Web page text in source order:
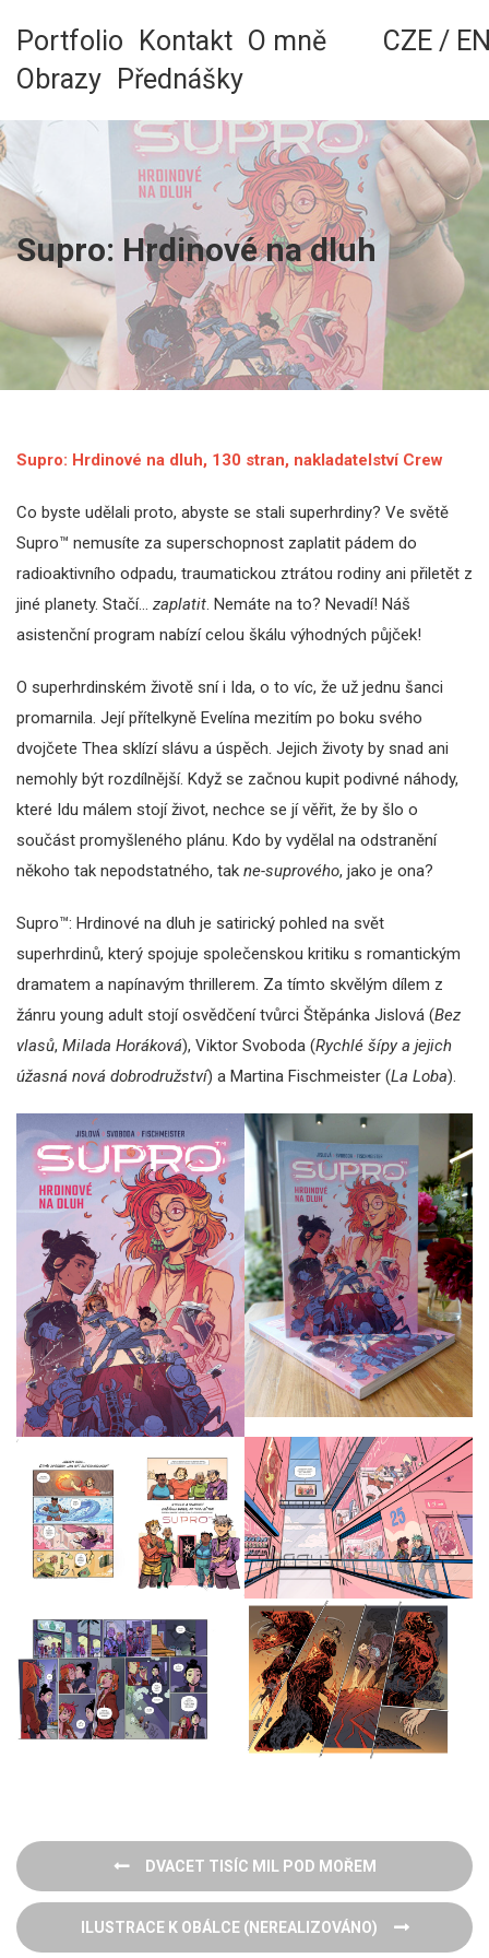
content
Portfolio Kontakt O mně
Obrazy
Přednášky
CZE /
Supro: Hrdinové na dluh
Supro: Hrdinové na dluh, 130 stran, nakladatelství Crew
Co byste udělali proto, abyste se stali superhrdiny? Ve světě
Supro™ nemusíte za superschopnost zaplatit pádem do
radioaktivního odpadu, traumatickou ztrátou rodiny ani přiletět z
jiné planety. Stačí… zaplatit. Nemáte na to? Nevadí! Náš
asistenční program nabízí celou škálu výhodných půjček!
O superhrdinském životě sní i Ida, o to víc, že už jednu šanci
promarnila. Její přítelkyně Evelína mezitím po boku svého
dvojčete Thea sklízí slávu a úspěch. Jejich životy by snad ani
nemohly být rozdílnější. Když se začnou kupit podivné náhody,
které Idu málem stojí život, nechce se jí věřit, že by šlo o
součást promyšleného plánu. Kdo by vydělal na odstranění
někoho tak nepodstatného, tak ne-suprového, jako je ona?
Supro™: Hrdinové na dluh je satirický pohled na svět
superhrdinů, který spojuje společenskou kritiku s romantickým
dramatem a napínavým thrillerem. Za tímto skvělým dílem z
žánru young adult stojí osvědčení tvůrci Štěpánka Jislová (Bez
vlasů, Milada Horáková), Viktor Svoboda (Rychlé šípy a jejich
úžasná nová dobrodružství) a Martina Fischmeister (La Loba).
Navigace
pro
příspěvek
DVACET TISÍC MIL POD MOŘEM
ILUSTRACE K OBÁLCE (NEREALIZOVÁNO)